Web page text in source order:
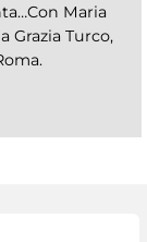
Maria
Grazia Turco,